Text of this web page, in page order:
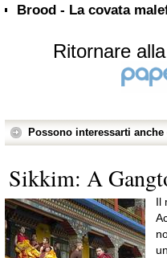
Brood - La covata
Ritornare
Possono interessarti
Sikkim: A
Il